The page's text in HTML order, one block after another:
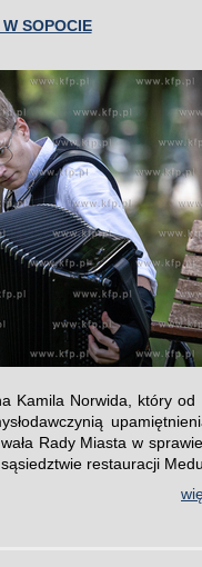
SOPOCIE
Kamila Norwida, który od
Rady Miasta w
restauracji